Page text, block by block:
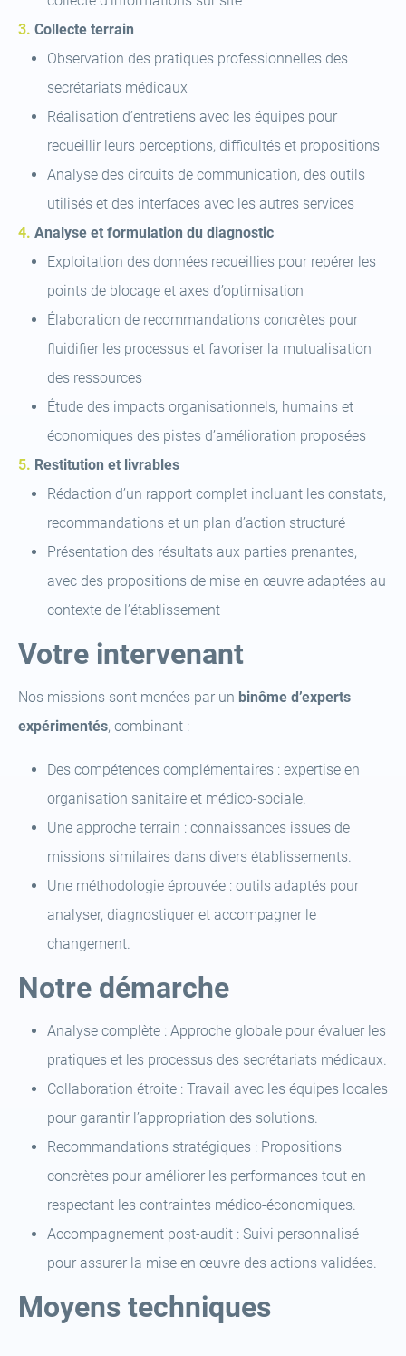
Collecte terrain
Observation des pratiques professionnelles des
secrétariats médicaux
Réalisation d’entretiens avec les équipes pour
recueillir leurs perceptions, difficultés et propositions
Analyse des circuits de communication, des outils
utilisés et des interfaces avec les autres services
Analyse et formulation du diagnostic
Exploitation des données recueillies pour repérer les
points de blocage et axes d’optimisation
Élaboration de recommandations concrètes pour
fluidifier les processus et favoriser la mutualisation
des ressources
Étude des impacts organisationnels, humains et
économiques des pistes d’amélioration proposées
Restitution et livrables
Rédaction d’un rapport complet incluant les constats,
recommandations et un plan d’action structuré
Présentation des résultats aux parties prenantes,
avec des propositions de mise en œuvre adaptées au
contexte de l’établissement
Votre intervenant
Nos missions sont menées par un binôme d’experts
expérimentés, combinant :
Des compétences complémentaires : expertise en
organisation sanitaire et médico-sociale.
Une approche terrain : connaissances issues de
missions similaires dans divers établissements.
Une méthodologie éprouvée : outils adaptés pour
analyser, diagnostiquer et accompagner le
changement.
Notre démarche
Analyse complète : Approche globale pour évaluer les
pratiques et les processus des secrétariats médicaux.
Collaboration étroite : Travail avec les équipes locales
pour garantir l’appropriation des solutions.
Recommandations stratégiques : Propositions
concrètes pour améliorer les performances tout en
respectant les contraintes médico-économiques.
Accompagnement post-audit : Suivi personnalisé
pour assurer la mise en œuvre des actions validées.
Moyens techniques